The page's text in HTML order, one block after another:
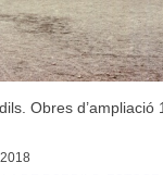
Obres d’ampliació